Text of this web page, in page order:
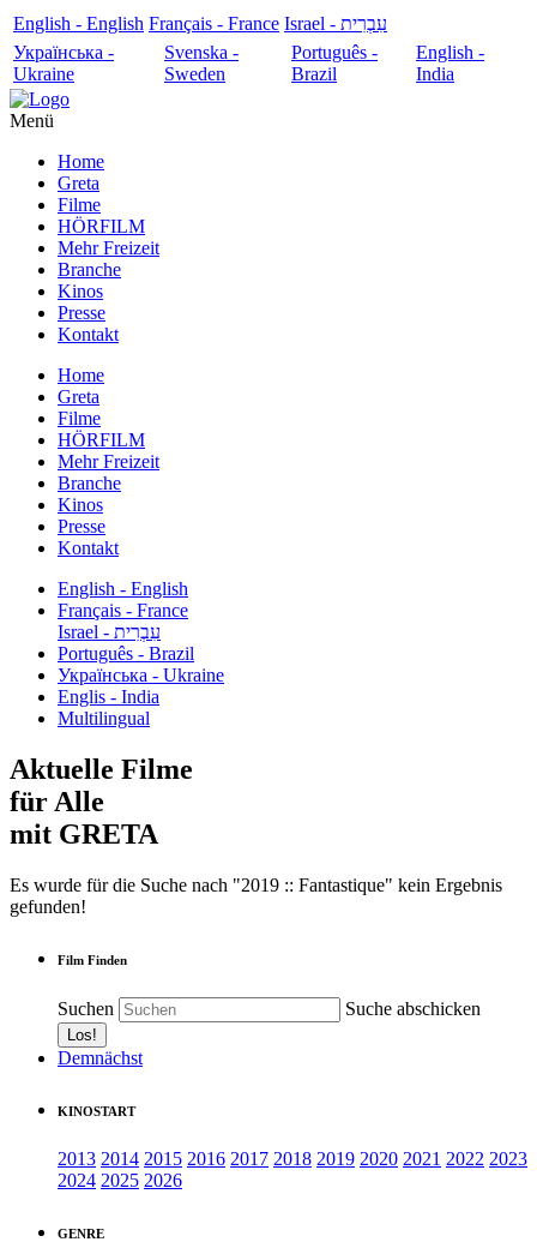
English - English Français - France
עִבְרִית - Israel
Українська -
Ukraine
Svenska -
Sweden
Português -
Brazil
English -
India
Menü
Home
Greta
Filme
HÖRFILM
Mehr Freizeit
Branche
Kinos
Presse
Kontakt
Home
Greta
Filme
HÖRFILM
Mehr Freizeit
Branche
Kinos
Presse
Kontakt
English - English
Français - France
עִבְרִית - Israel
Português - Brazil
Українська - Ukraine
Englis - India
Multilingual
Aktuelle Filme
für Alle
mit GRETA
Es wurde für die Suche nach "2019 :: Fantastique" kein Ergebnis
gefunden!
Film Finden
Suchen Suche abschicken
Demnächst
KINOSTART
2013 2014 2015 2016 2017 2018 2019 2020 2021 2022 2023
2024 2025 2026
GENRE